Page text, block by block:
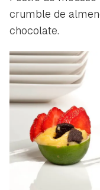
crumble de
chocolate.